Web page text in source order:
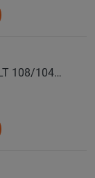
COMFORSER Автошина 245/50 R20 LT 108/104S CF1100 RWL лето